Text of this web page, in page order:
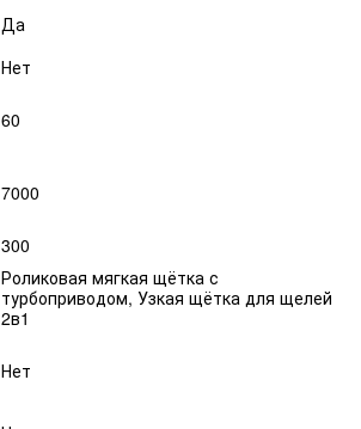
Да
Нет
60
7000
300
Роликовая мягкая щётка с
турбоприводом, Узкая щётка для щелей
2в1
Нет